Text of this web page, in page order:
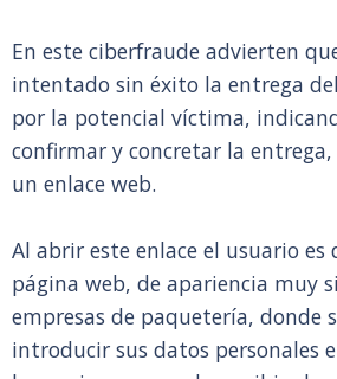
En este ciberfraude advierten
intentado sin éxito la entrega
por la potencial víctima,
confirmar y concretar la entrega,
un enlace web.
Al abrir este enlace el usuario
página web, de apariencia muy
empresas de paquetería, donde
introducir sus datos personales